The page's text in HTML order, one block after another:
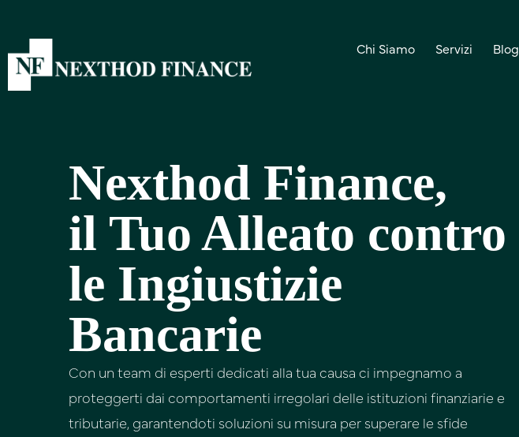
Chi Siamo Servizi Blog
Nexthod Finance,
il Tuo Alleato contro
le Ingiustizie
Bancarie
Con un team di esperti dedicati alla tua causa ci impegnamo a
proteggerti dai comportamenti irregolari delle istituzioni finanziarie e
tributarie, garantendoti soluzioni su misura per superare le sfide